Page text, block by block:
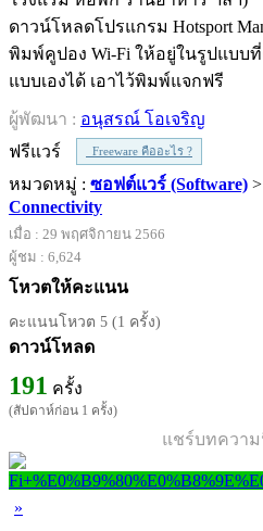
ดาวน์โหลดโปรแกรม Hotsport
พิมพ์คูปอง Wi-Fi ให้อยู่ในรูปแบบ
แบบเองได้ เอาไว้พิมพ์แจกฟรี
ผู้พัฒนา : อนุสรณ์ โอเจริญ
ฟรีแวร์
Freeware คืออะไร ?
หมวดหมู่ : ซอฟต์แวร์ (Software) >
Connectivity
เมื่อ : 29 พฤศจิกายน 2566
ผู้ชม : 6,624
โหวตให้คะแนน
คะแนนโหวต 5 (1 ครั้ง)
ดาวน์โหลด
191 ครั้ง
(สัปดาห์ก่อน 1 ครั้ง)
แชร์บทความ
»